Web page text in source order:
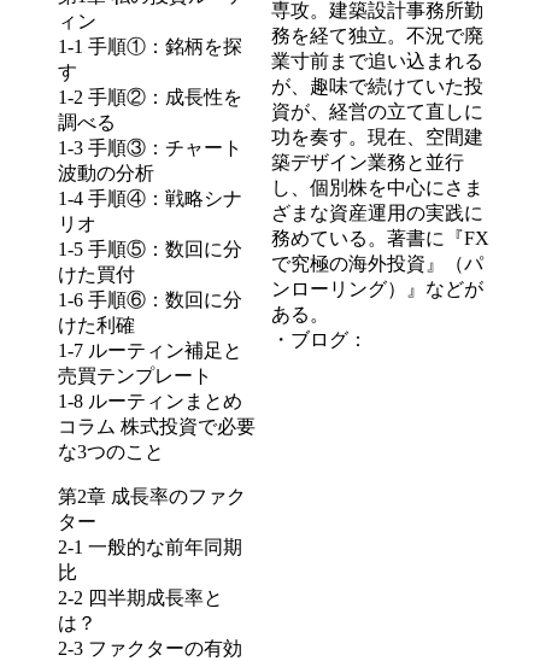
ィン
1-1 手順①：銘柄を探
す
1-2 手順②：成長性を
調べる
1-3 手順③：チャート
波動の分析
1-4 手順④：戦略シナ
リオ
1-5 手順⑤：数回に分
けた買付
1-6 手順⑥：数回に分
けた利確
1-7 ルーティン補足と
売買テンプレート
1-8 ルーティンまとめ
コラム 株式投資で必要
な3つのこと
第2章 成長率のファク
ター
2-1 一般的な前年同期
比
2-2 四半期成長率と
は？
2-3 ファクターの有効
専攻。建築設計事務所勤
務を経て独立。不況で廃
業寸前まで追い込まれる
が、趣味で続けていた投
資が、経営の立て直しに
功を奏す。現在、空間建
築デザイン業務と並行
し、個別株を中心にさま
ざまな資産運用の実践に
務めている。著書に『FX
で究極の海外投資』（パ
ンローリング）』などが
ある。
・ブログ：